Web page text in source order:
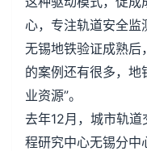
心，专注轨道安全监
无锡地铁验证成熟后
的案例还有很多，地
业资源”。
去年12月，城市轨
程研究中心无锡分中